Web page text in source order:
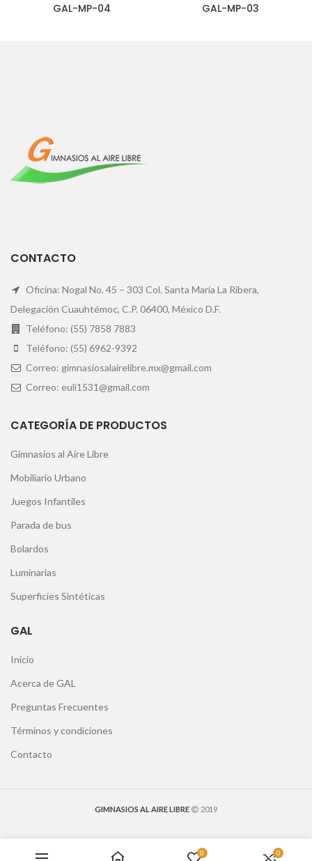
GAL-MP-04 GAL-MP-03
CONTACTO
Oficina: Nogal No. 45 – 303 Col. Santa María La Ribera,
Delegación Cuauhtémoc, C.P. 06400, México D.F.
Teléfono: (55) 7858 7883
Teléfono: (55) 6962-9392
Correo: gimnasiosalairelibre.mx@gmail.com
Correo: euli1531@gmail.com
CATEGORÍA DE PRODUCTOS
Gimnasios al Aire Libre
Mobiliario Urbano
Juegos Infantiles
Parada de bus
Bolardos
Luminarias
Superficies Sintéticas
GAL
Inicio
Acerca de GAL
Preguntas Frecuentes
Términos y condiciones
Contacto
GIMNASIOS AL AIRE LIBRE 2019
0 0